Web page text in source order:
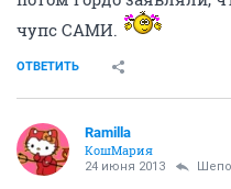
чупс САМИ.
ОТВЕТИТЬ
Ramilla
КошМария
24 июня 2013